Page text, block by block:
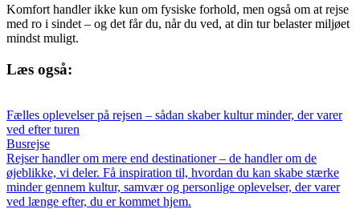
Komfort handler ikke kun om fysiske forhold, men også om at rejse
med ro i sindet – og det får du, når du ved, at din tur belaster miljøet
mindst muligt.
Læs også:
Fælles oplevelser på rejsen – sådan skaber kultur minder, der varer
ved efter turen
Busrejse
Rejser handler om mere end destinationer – de handler om de
øjeblikke, vi deler. Få inspiration til, hvordan du kan skabe stærke
minder gennem kultur, samvær og personlige oplevelser, der varer
ved længe efter, du er kommet hjem.